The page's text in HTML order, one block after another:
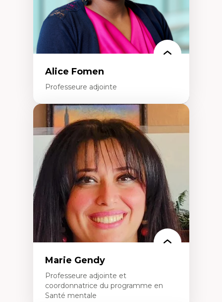
Alice Fomen
Professeure adjointe
Expertises
Acceptabilité, acceptation et adoption des
technologies
Technologies d'apprentissage innovantes
Insertion professionnelle du nouveau
personnel enseignant
Construction identitaire en milieu
minoritaire francophone
Technologies éducatives pour la formation
continue
Marie Gendy
Professeure adjointe et
coordonnatrice du programme en
Santé mentale